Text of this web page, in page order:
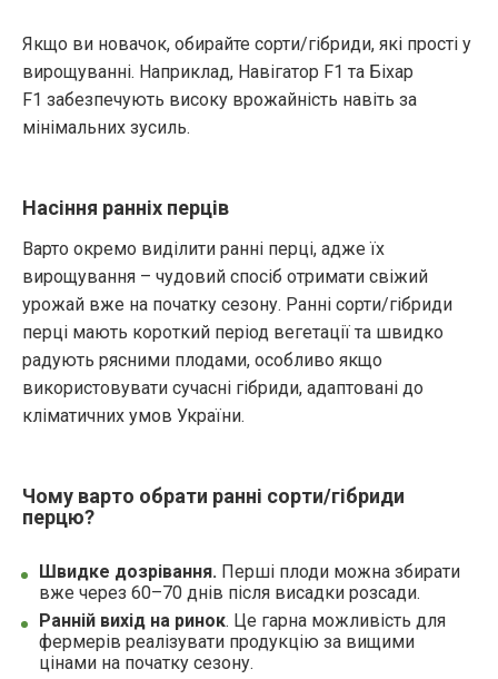
Якщо ви новачок, обирайте сорти/гібриди, які прості у
вирощуванні. Наприклад, Навігатор F1 та Біхар
F1 забезпечують високу врожайність навіть за
мінімальних зусиль.
Насіння ранніх перців
Варто окремо виділити ранні перці, адже їх
вирощування – чудовий спосіб отримати свіжий
урожай вже на початку сезону. Ранні сорти/гібриди
перці мають короткий період вегетації та швидко
радують рясними плодами, особливо якщо
використовувати сучасні гібриди, адаптовані до
кліматичних умов України.
Чому варто обрати ранні сорти/гібриди
перцю?
Швидке дозрівання. Перші плоди можна збирати
вже через 60–70 днів після висадки розсади.
Ранній вихід на ринок. Це гарна можливість для
фермерів реалізувати продукцію за вищими
цінами на початку сезону.